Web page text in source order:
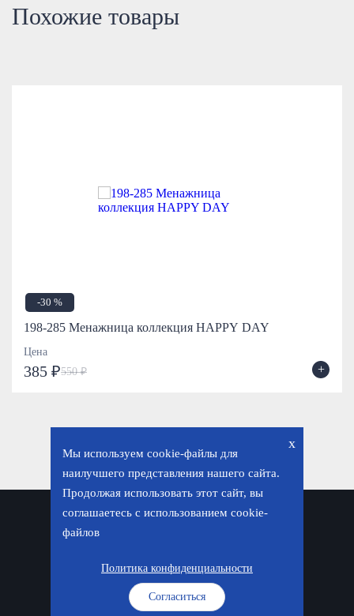
Похожие товары
-30 %
198-285 Менажница коллекция HAPPY DAY
Цена
385 ₽550 ₽ +
x
Мы используем cookie-файлы для
наилучшего представления нашего сайта.
Продолжая использовать этот сайт, вы
соглашаетесь с использованием cookie-
файлов
Согласиться
Политика конфиденциальности